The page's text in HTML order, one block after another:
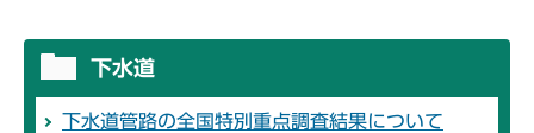
下水道
下水道管路の全国特別重点調査結果について